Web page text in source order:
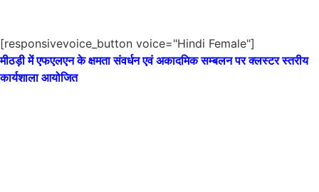
[responsivevoice_button voice="Hindi Female"]
मीठड़ी में एफएलएन के क्षमता संवर्धन एवं अकादमिक सम्बलन पर क्लस्टर स्तरीय
कार्यशाला आयोजित